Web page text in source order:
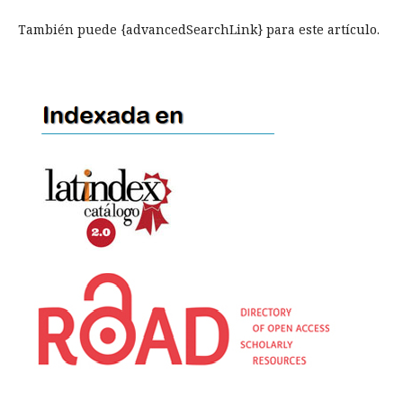
También puede {advancedSearchLink} para este artículo.